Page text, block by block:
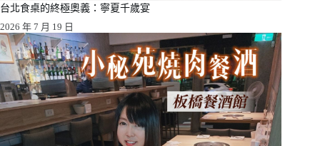
台北食桌的終極奧義：寧夏千歲宴
2026 年 7 月 19 日